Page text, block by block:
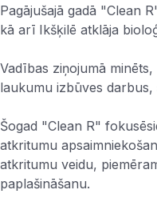
Pagājušajā gadā "Clean
kā arī Ikšķilē atklāja
Vadības ziņojumā
laukumu izbūves
Šogad "Clean R"
atkritumu
atkritumu veidu,
paplašināšanu.